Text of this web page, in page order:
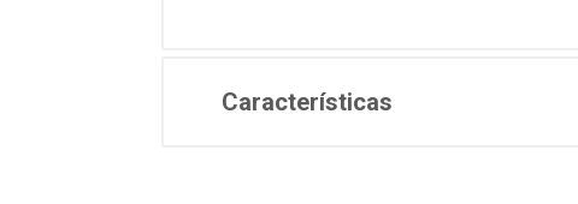
Características